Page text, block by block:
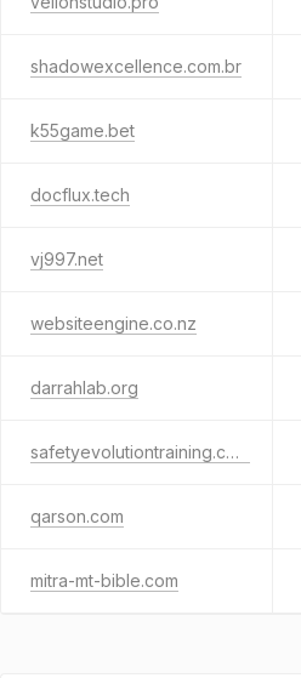
shadowexcellence.com.br
k55game.bet
docflux.tech
vj997.net
websiteengine.co.nz
darrahlab.org
safetyevolutiontraining.com
qarson.com
mitra-mt-bible.com